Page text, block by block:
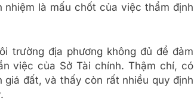
là mấu chốt của việc thẩm định
trường địa phương không đủ để đảm
việc của Sở Tài chính. Thậm chí, có
đất, và thấy còn rất nhiều quy định